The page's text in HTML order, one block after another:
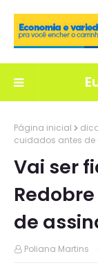
Página inicial
cuidados antes
Vai ser
de
Poliana Martins